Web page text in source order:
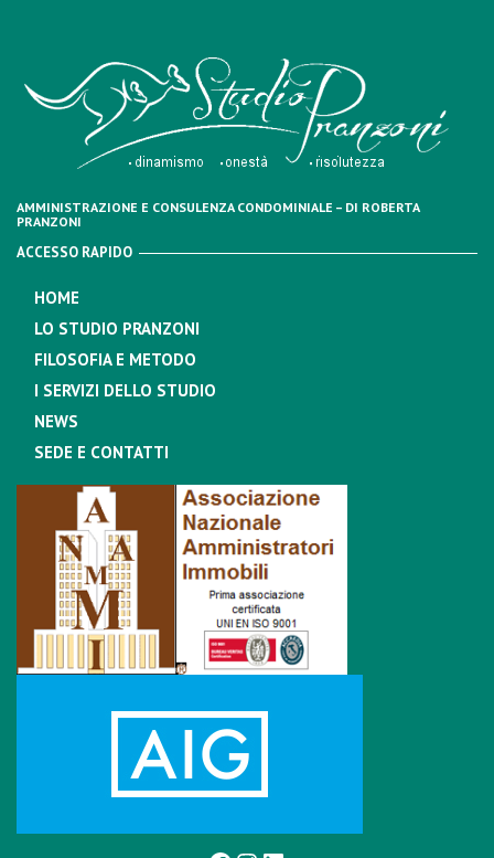
AMMINISTRAZIONE E CONSULENZA CONDOMINIALE – DI ROBERTA
PRANZONI
ACCESSO RAPIDO
HOME
LO STUDIO PRANZONI
FILOSOFIA E METODO
I SERVIZI DELLO STUDIO
NEWS
SEDE E CONTATTI